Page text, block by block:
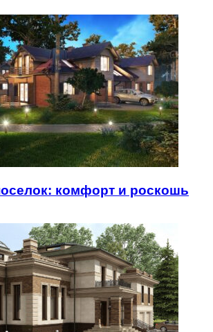
комфорт и роскошь